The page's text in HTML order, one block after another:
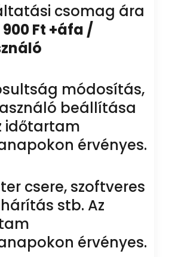
csomag ára
900 Ft +áfa /
módosítás,
beállítása
időtartam
érvényes.
csere, szoftveres
stb. Az
érvényes.